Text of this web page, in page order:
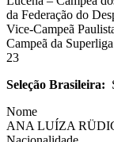
da Federação do
Vice-Campeã
Campeã da
23
Seleção Brasileira:
Nome
ANA LUÍZA